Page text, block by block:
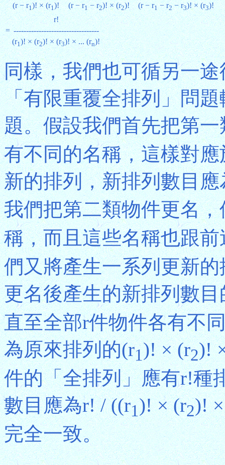
(r − r1)! × (r1)! (r − r1− r2)! × (r2)! (r − r1− r2− r3)! × (r3)!
r!
= ----------------------------------
(r1)! × (r2)! × (r3)! × ... (rn)!
同樣，我們也可循另一
「有限重覆全排列」問
題。假設我們首先把第
有不同的名稱，這樣對
新的排列，新排列數目
我們把第二類物件更名，
稱，而且這些名稱也跟前
們又將產生一系列更新
更名後產生的新排列數目
直至全部r件物件各有不
為原來排列的(r1)! × (r2)!
件的「全排列」應有r!種
數目應為r! / ((r1)! × (r2)!
完全一致。